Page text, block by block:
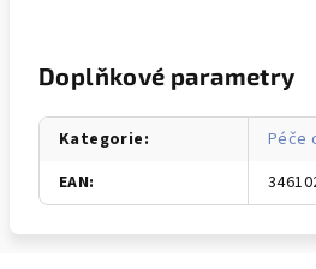
Doplňkové parametry
Kategorie:
Péče
EAN: